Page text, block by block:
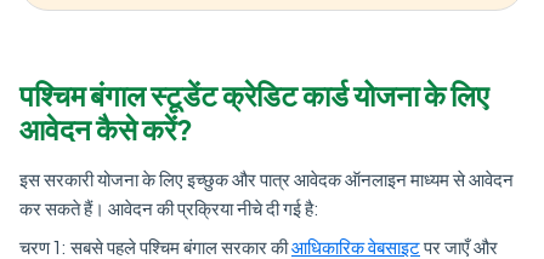
पश्चिम बंगाल स्टूडेंट क्रेडिट कार्ड योजना के लिए
आवेदन कैसे करें?
इस सरकारी योजना के लिए इच्छुक और पात्र आवेदक ऑनलाइन माध्यम से आवेदन
कर सकते हैं। आवेदन की प्रक्रिया नीचे दी गई है:
चरण 1: सबसे पहले पश्चिम बंगाल सरकार कीआधिकारिक वेबसाइटपर जाएँ और